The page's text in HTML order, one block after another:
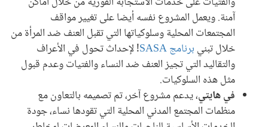
آمنة. ويعمل المشروع نفسه أيضا على تغيير مواقف
المجتمعات المحلية وسلوكياتها التي تقبل العنف ضد المرأة من
خلال تبني برنامج SASA
! لإحداث تحول في الأعراف
والتقاليد التي تجيز العنف ضد النساء والفتيات وعدم قبول
مثل هذه السلوكيات.
في هايتي، يدعم مشروع آخر، تم تصميمه بالتعاون مع
منظمات المجتمع المدني المحلية التي تقودها نساء، جودة